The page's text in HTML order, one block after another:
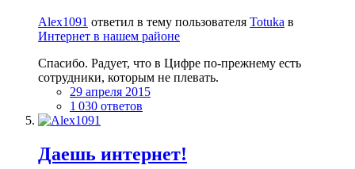
Alex1091 ответил в тему пользователя Totuka в
Интернет в нашем районе
Спасибо. Радует, что в Цифре по-прежнему есть
сотрудники, которым не плевать.
29 апреля 2015
1 030 ответов
Даешь интернет!